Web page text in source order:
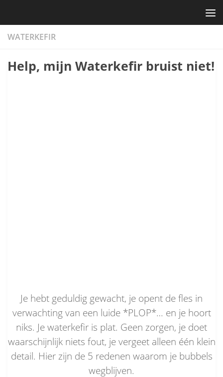
WATERKEFIR
Help, mijn Waterkefir bruist niet!
Je hebt geduldig gewacht, je opent de fles in
verwachting van een luide *PLOP*… en je hoort
niks. Je waterkefir is plat. Geen zorgen, je doet
waarschijnlijk niets fout, je vergeet alleen één klein
detail. Hier zijn de 5 redenen waarom je bubbels
wegblijven.